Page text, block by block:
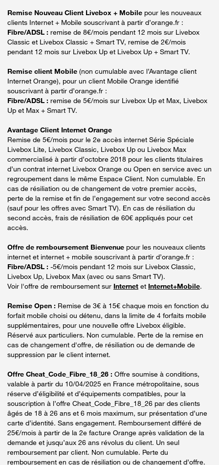
Remise Nouveau Client Livebox + Mobile pour les nouveaux
clients Internet + Mobile souscrivant à partir d’orange.fr :
Fibre/ADSL : remise de 8€/mois pendant 12 mois sur Livebox
Classic et Livebox Classic + Smart TV, remise de 2€/mois
pendant 12 mois sur Livebox Up et Livebox Up + Smart TV.
Remise client Mobile (non cumulable avec l’Avantage client
Internet Orange), pour un client Mobile Orange identifié
souscrivant à partir d’orange.fr :
Fibre/ADSL : remise de 5€/mois sur Livebox Up et Max, Livebox
Up et Max + Smart TV.
Avantage Client Internet Orange
Remise de 5€/mois pour le 2e accès internet Série Spéciale
Livebox Lite, Livebox Classic, Livebox Up ou Livebox Max
commercialisé à partir d’octobre 2018 pour les clients titulaires
d’un contrat internet Livebox Orange ou Open en service avec un
regroupement dans le même Espace Client. Non cumulable. En
cas de résiliation ou de changement de votre premier accès,
perte de la remise et fin de l’engagement sur votre second accès
(sauf pour les offres avec Smart TV). En cas de résiliation du
second accès, frais de résiliation de 60€ appliqués pour cet
accès.
Offre de remboursement Bienvenue pour les nouveaux clients
internet et internet + mobile souscrivant à partir d’orange.fr :
Fibre/ADSL : -5€/mois pendant 12 mois sur Livebox Classic,
Livebox Up, Livebox Max (avec ou sans Smart TV).
Voir l'offre de remboursement sur Internet et Internet+Mobile.
Remise Open : Remise de 3€ à 15€ chaque mois en fonction du
forfait mobile choisi ou détenu, dans la limite de 4 forfaits mobile
supplémentaires, pour une nouvelle offre Livebox éligible.
Réservé aux particuliers. Non cumulable. Perte de la remise en
cas de changement d'offre, de résiliation ou de demande de
suppression par le client internet.
Offre Cheat_Code_Fibre_18_26 : Offre soumise à conditions,
valable à partir du 10/04/2025 en France métropolitaine, sous
réserve d’éligibilité et d’équipements compatibles, pour la
souscription à l’offre Cheat_Code_Fibre_18_26 par des clients
âgés de 18 à 26 ans et 6 mois maximum, sur présentation d’une
carte d’identité. Sans engagement. Remboursement différé de
25€/mois à partir de la 2e facture Orange après validation de la
demande et jusqu’aux 26 ans révolus du client. Un seul
remboursement par client. Non cumulable. Perte du
remboursement en cas de résiliation ou de changement d’offre.